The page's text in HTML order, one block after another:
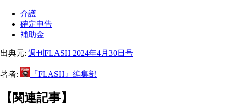
介護
確定申告
補助金
出典元: 週刊FLASH 2024年4月30日号
著者: 『FLASH』編集部
【関連記事】